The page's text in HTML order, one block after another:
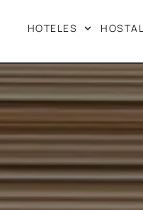
HOTELES